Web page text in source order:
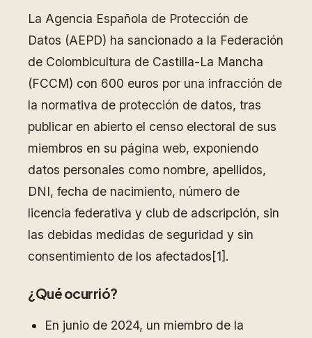
La Agencia Española de Protección de
Datos (AEPD) ha sancionado a la Federación
de Colombicultura de Castilla-La Mancha
(FCCM) con 600 euros por una infracción de
la normativa de protección de datos, tras
publicar en abierto el censo electoral de sus
miembros en su página web, exponiendo
datos personales como nombre, apellidos,
DNI, fecha de nacimiento, número de
licencia federativa y club de adscripción, sin
las debidas medidas de seguridad y sin
consentimiento de los afectados[1].
¿Qué ocurrió?
En junio de 2024, un miembro de la